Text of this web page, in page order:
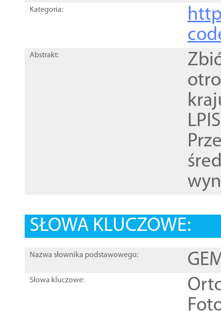
Kategoria:
Abstrakt:
SŁOWA KLUCZOWE:
Nazwa słownika podstawowego:
Słowa kluczowe: